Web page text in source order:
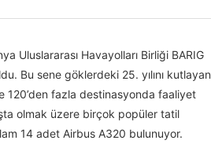
Uluslararası Havayolları Birliği BARIG
Bu sene göklerdeki 25. yılını kutlayan
120’den fazla destinasyonda faaliyet
olmak üzere birçok popüler tatil
14 adet Airbus A320 bulunuyor.